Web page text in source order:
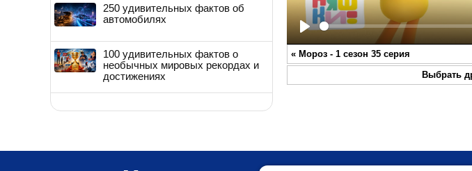
Play
« Мороз - 1 сезон 35 серия
Выбрать
250 удивительных фактов об
автомобилях
100 удивительных фактов о
необычных мировых рекордах и
достижениях